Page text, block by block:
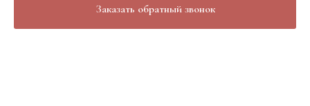
Заказать обратный звонок